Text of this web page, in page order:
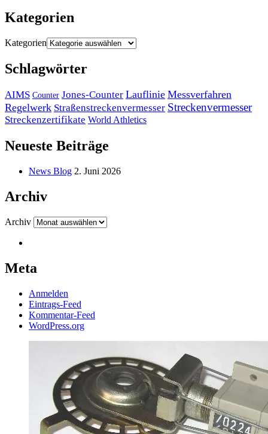
Kategorien
Kategorien
Schlagwörter
AIMS Counter Jones-Counter Lauflinie Messverfahren
Regelwerk Straßenstreckenvermesser Streckenvermesser
Streckenzertifikate World Athletics
Neueste Beiträge
News Blog 2. Juni 2026
Archiv
Archiv
Meta
Anmelden
Eintrags-Feed
Kommentar-Feed
WordPress.org